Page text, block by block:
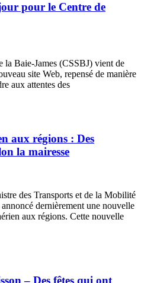
pour le Centre de
la Baie-James (CSSBJ) vient de
site Web, repensé de manière
aux attentes des
aux régions : Des
la mairesse
des Transports et de la Mobilité
dernièrement une nouvelle
aux régions. Cette nouvelle
– Des fêtes qui ont